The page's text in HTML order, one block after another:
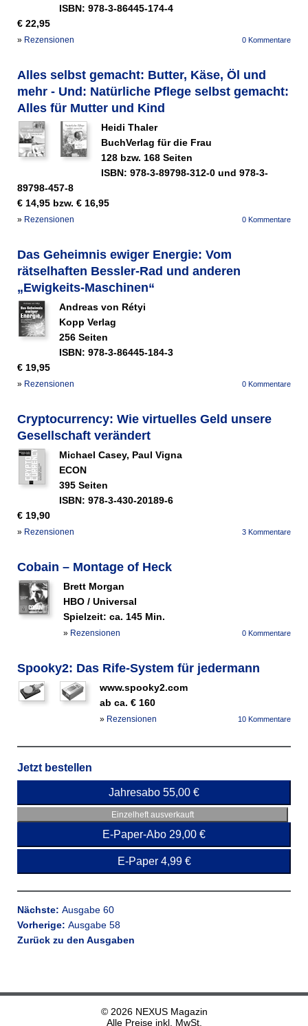
ISBN: 978-3-86445-174-4
€ 22,95
0 Kommentare
» Rezensionen
Alles selbst gemacht: Butter, Käse, Öl und
mehr - Und: Natürliche Pflege selbst gemacht:
Alles für Mutter und Kind
Heidi Thaler
BuchVerlag für die Frau
128 bzw. 168 Seiten
ISBN: 978-3-89798-312-0 und 978-3-
89798-457-8
€ 14,95 bzw. € 16,95
0 Kommentare
» Rezensionen
Das Geheimnis ewiger Energie: Vom
rätselhaften Bessler-Rad und anderen
„Ewigkeits-Maschinen“
Andreas von Rétyi
Kopp Verlag
256 Seiten
ISBN: 978-3-86445-184-3
€ 19,95
0 Kommentare
» Rezensionen
Cryptocurrency: Wie virtuelles Geld unsere
Gesellschaft verändert
Michael Casey, Paul Vigna
ECON
395 Seiten
ISBN: 978-3-430-20189-6
€ 19,90
3 Kommentare
» Rezensionen
Cobain – Montage of Heck
Brett Morgan
HBO / Universal
Spielzeit: ca. 145 Min.
0 Kommentare
» Rezensionen
Spooky2: Das Rife-System für jedermann
www.spooky2.com
ab ca. € 160
10 Kommentare
» Rezensionen
Jetzt bestellen
Jahresabo 55,00 €
Einzelheft ausverkauft
E-Paper-Abo 29,00 €
E-Paper 4,99 €
Nächste: Ausgabe 60
Vorherige: Ausgabe 58
Zurück zu den Ausgaben
© 2026 NEXUS Magazin
Alle Preise inkl. MwSt.